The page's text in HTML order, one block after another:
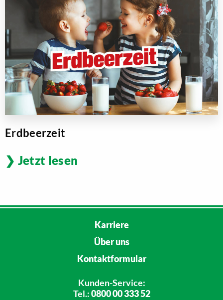
Erdbeerzeit
Jetzt lesen
Karriere
Über uns
Kontaktformular
Kunden-Service:
Tel.:0800 00 333 52